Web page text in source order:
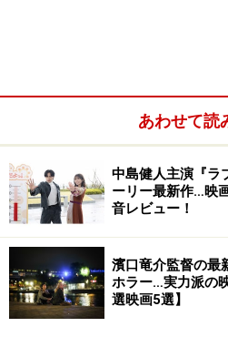
トを当てた作品であり、原題の
（３）配給会社の担当者がこの
ュリー計画が映画のメインで
り、確かにこの邦題には懸念の
お客様に広く知っていただく
すい“アポロ計画”という言葉
なる批判の声があがったから。
あわせて読
中島健人主演『ラ
ーリー最新作…映
音レビュー！
濱口竜介監督の最
ホラー…実力派の
選映画5選】